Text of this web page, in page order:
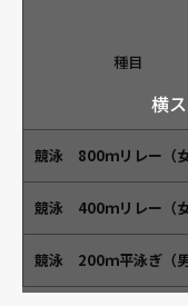
種目
競泳 800ｍリレー（女
競泳 400ｍリレー（女
競泳 200ｍ平泳ぎ（男
横